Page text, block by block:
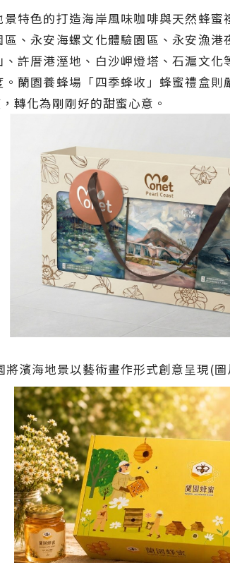
特色的打造海岸風味咖啡與天然蜂
、永安海螺文化體驗園區、永安漁
許厝港溼地、白沙岬燈塔、石滬文
蘭園養蜂場「四季蜂收」蜂蜜禮盒
轉化為剛剛好的甜蜜心意。
濱海地景以藝術畫作形式創意呈現(